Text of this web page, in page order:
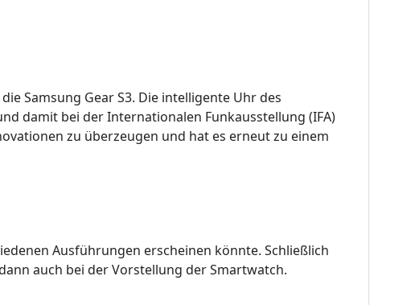
Samsung Gear S3. Die intelligente Uhr des
damit bei der Internationalen Funkausstellung (IFA)
zu überzeugen und hat es erneut zu einem
Ausführungen erscheinen könnte. Schließlich
auch bei der Vorstellung der Smartwatch.